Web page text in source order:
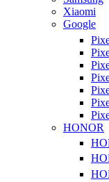
Xiaomi
Google
HONOR